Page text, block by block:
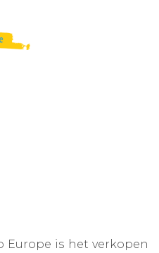
Europe is het verkopen